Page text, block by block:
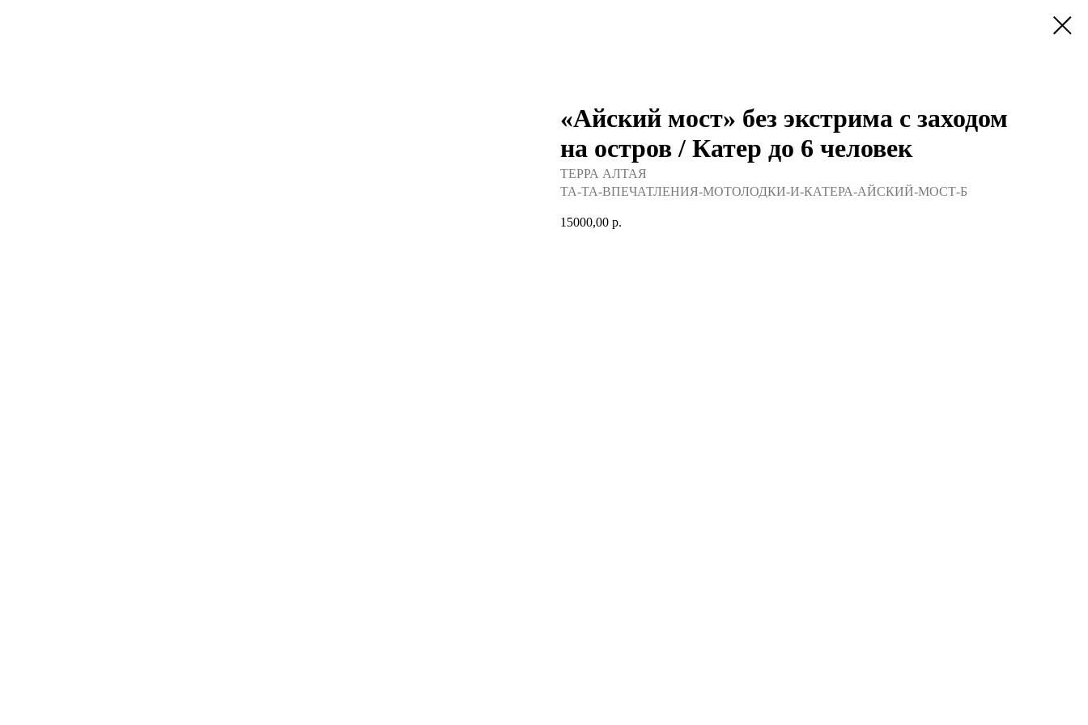
«Айский мост» без экстрима с заходом
на остров / Катер до 6 человек
ТЕРРА АЛТАЯ
TA-TA-ВПЕЧАТЛЕНИЯ-МОТОЛОДКИ-И-КАТЕРА-АЙСКИЙ-МОСТ-Б
15000,00 р.